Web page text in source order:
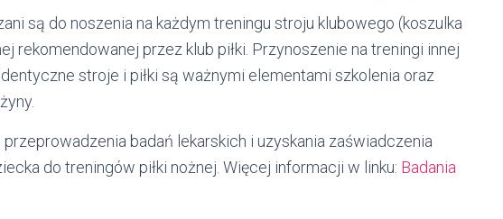
są do noszenia na każdym treningu stroju klubowego (koszulka
rekomendowanej przez klub piłki. Przynoszenie na treningi innej
stroje i piłki są ważnymi elementami szkolenia oraz
badań lekarskich i uzyskania zaświadczenia
do treningów piłki nożnej. Więcej informacji w linku: Badania